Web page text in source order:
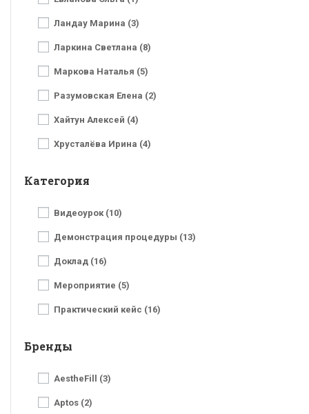
Ландау Марина (3)
Ларкина Светлана (8)
Маркова Наталья (5)
Разумовская Елена (2)
Хайтун Алексей (4)
Хрусталёва Ирина (4)
Категория
Видеоурок (10)
Демонстрация процедуры (13)
Доклад (16)
Мероприятие (5)
Практический кейс (16)
Бренды
AestheFill (3)
Aptos (2)